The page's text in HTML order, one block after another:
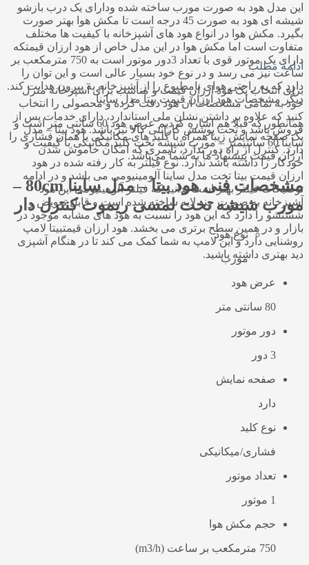
این مدل هود به صورت مورب ساخته شده ودارای یک درب بازشو
شیشه ای هود به صورت 45 درجه است تا مکش هوا بهتر صورت
بگیرد. مکش هوا در انواع هود های آشپزخانه با کیفیت ها مختلف
متفاوت است اما مکش هوا در این مدل خاص از هود ارزان قیمتکه
دارای یک موتور قوی با تعداد 3دور موتور است به 750 مترمکعب بر
ساعت نیز می رسد و در نوع خود بسیار عالی است و این توان را
دارد که به راحتی هوای نامطبوع را از آشپزخانه به بیرون هدایت کند.
دیگر مشخصات هود ارزان قیمت بیتا مدل ساینا
همانطور که قبلا هم اشاره کردیم عرض هود 60 سانتی متر است و
یک صفحه نمایش زیبا همراه با کلید های مکانیکی یا همان فشاری را
دارد. کنترل از راه دور ندارد، تایمری که امکان خاموش شدن
خودکار را داشته باشد ندارد. نوع فیلتر به کار رفته شده در هود
ارزان قیمت بیتا تخت مدل ساینا آلومینیومی می باشد و در ادامه
توضیحات فیلتر بهتر است بدانید که فیلتر آلومینیومی این هود
آشپزخانه به صورت چند لایه ساخته شده است و قابل تعویض و
شستشو را دارد که این هود را نسبت به هود های مشابه موجود در
بازار و در همین سطح برتری می بخشد. هود ارزان قیمتبیتا لامپ
روشنایی دارد و این لامپ به شما کمک می کند تا در هنگام آشپزی
دید بهتری داشته باشید.
ادامه مطلب
برای انتخاب یک هود ارزان قیمت و مناسب برای آشپزخانه منزل
خود به تمامی مشخصات آن هود دقت کرده و محصولی را انتخاب
کنید که علاوه بر داشتن نشان ملی استاندارد، دارای خدمات پس از
فروش باشد و تحت پوشش گارانتی کالا نیز باشد. هود بیتا – مدل
ساینا 60 سانتیمتر – مورب شیشه تخت کلید مکانیکی با کیفیت و
ارزان قیمت پیشنهاد ما به شما می‌باشد.
مشخصات فنی
هود بیتا – مدل ساینا 80cm –
مورب شیشه تخت لمسی ریموت کنترل دار
نوع هود
مورب
عرض هود
80 سانتی متر
دور موتور
3 دور
صفحه نمایش
دارد
نوع کلید
فشاری/میکانیکی
تعداد موتور
1 موتور
حجم مکش هوا
750 مترمکعب بر ساعت (m3/h)